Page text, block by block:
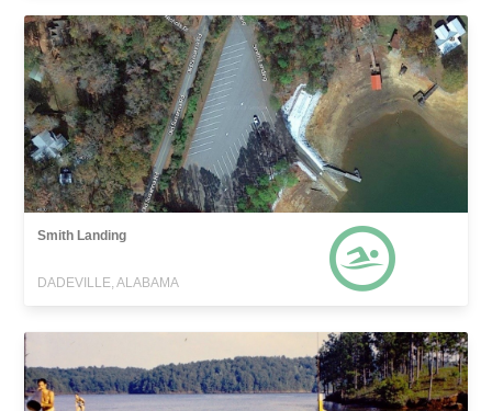
Smith Landing
DADEVILLE, ALABAMA